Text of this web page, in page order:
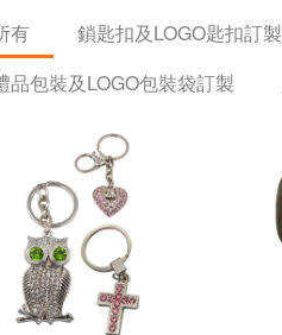
有 鎖匙扣及LOGO匙扣訂製
品包裝及LOGO包裝袋訂製